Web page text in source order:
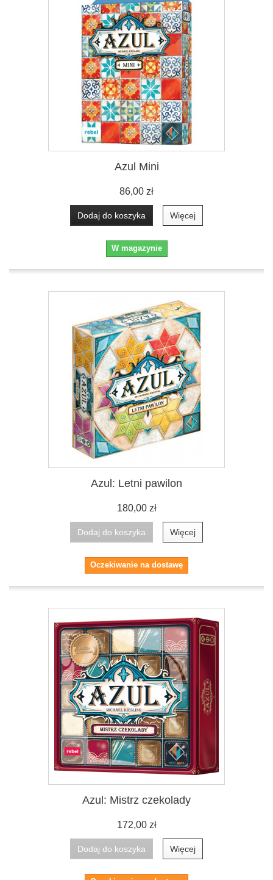
Azul Mini
86,00 zł
Dodaj do koszyka Więcej
W magazynie
Azul: Letni pawilon
180,00 zł
Dodaj do koszyka Więcej
Oczekiwanie na dostawę
Azul: Mistrz czekolady
172,00 zł
Dodaj do koszyka Więcej